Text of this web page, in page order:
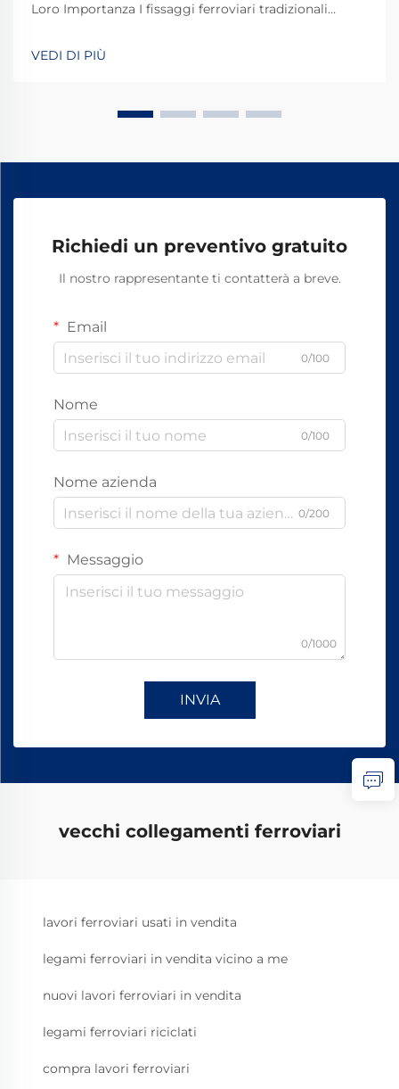
Loro Importanza I fissaggi ferroviari tradizionali
stabili e sicuri i binari dei treni per le operazioni
quotidiane. La maggior parte dei sistemi si basa su
VEDI DI PIÙ
Richiedi un preventivo gratuito
Il nostro rappresentante ti contatterà a breve.
Email
0/100
Nome
0/100
Nome azienda
0/200
Messaggio
0/1000
INVIA
vecchi collegamenti ferroviari
lavori ferroviari usati in vendita
legami ferroviari in vendita vicino a me
nuovi lavori ferroviari in vendita
legami ferroviari riciclati
compra lavori ferroviari